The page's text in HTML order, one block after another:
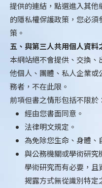
提供的連結，點選進入其
的隱私權保護政策，您必
策。
五、與第三人共用個人資料
本網站絕不會提供、交換
他個人、團體、私人企業
務者，不在此限。
前項但書之情形包括不限於：
經由您書面同意。
法律明文規定。
為免除您生命、身體、
與公務機關或學術研究
學術研究而有必要，且
揭露方式無從識別特定